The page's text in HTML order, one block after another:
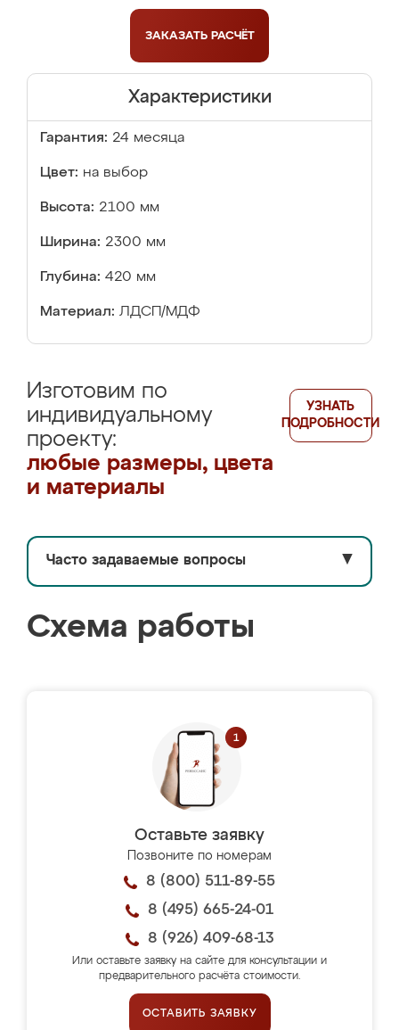
ЗАКАЗАТЬ РАСЧЁТ
Характеристики
Гарантия: 24 месяца
Цвет: на выбор
Высота: 2100 мм
Ширина: 2300 мм
Глубина: 420 мм
Материал: ЛДСП/МДФ
Изготовим по
индивидуальному
проекту:
любые размеры, цвета
и материалы
УЗНАТЬ
ПОДРОБНОСТИ
Часто задаваемые вопросы ▼
Схема работы
Оставьте заявку
Позвоните по номерам
8 (800) 511-89-55
8 (495) 665-24-01
8 (926) 409-68-13
Или оставьте заявку на сайте для консультации и
предварительного расчёта стоимости.
ОСТАВИТЬ ЗАЯВКУ